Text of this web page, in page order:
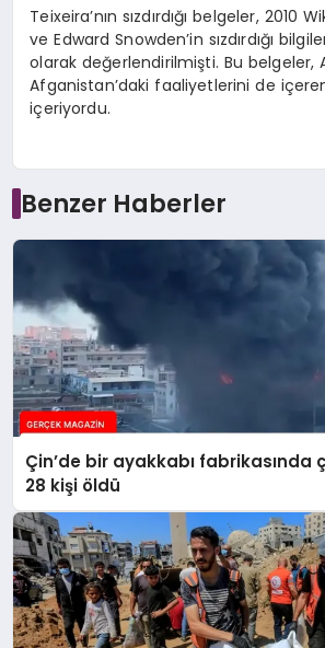
Teixeira’nın sızdırdığı belgeler, 2010
ve Edward Snowden’in sızdırdığı
olarak değerlendirilmişti. Bu belgeler,
Afganistan’daki faaliyetlerini de
içeriyordu.
Benzer Haberler
Çin’de bir ayakkabı fabrikasında
28 kişi öldü